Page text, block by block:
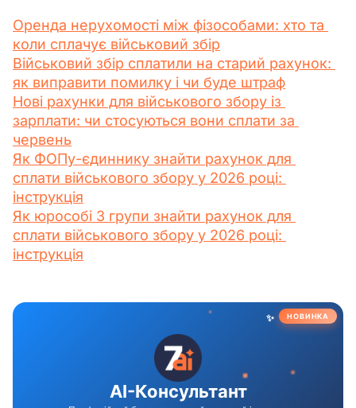
Оренда нерухомості між фізособами: хто та
коли сплачує військовий збір
Військовий збір сплатили на старий рахунок:
як виправити помилку і чи буде штраф
Нові рахунки для військового збору із
зарплати: чи стосуються вони сплати за
червень
Як ФОПу-єдиннику знайти рахунок для
сплати військового збору у 2026 році:
інструкція
Як юрособі 3 групи знайти рахунок для
сплати військового збору у 2026 році:
інструкція